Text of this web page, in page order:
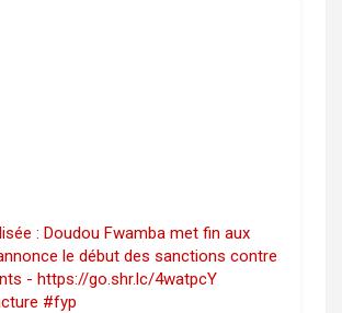
: Doudou Fwamba met fin aux
le début des sanctions contre
- https://go.shr.lc/4watpcY
#fyp